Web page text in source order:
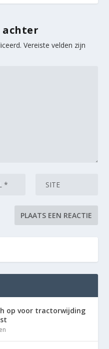
achter
Vereiste velden zijn
op voor tractorwijding